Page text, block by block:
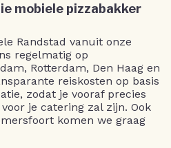
mobiele pizzabakker
Randstad vanuit onze
regelmatig op
Rotterdam, Den Haag en
reiskosten op basis
zodat je vooraf precies
je catering zal zijn. Ook
komen we graag